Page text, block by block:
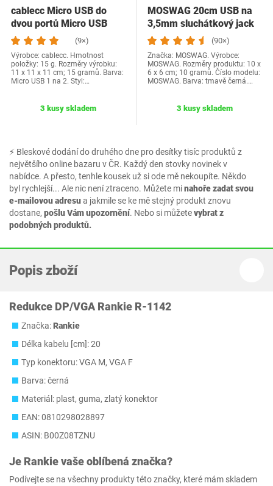
⚡ Bleskové dodání do druhého dne pro desítky tisíc produktů z
největšího online bazaru v ČR. Každý den stovky novinek v
nabídce. A přesto, tenhle kousek už si ode mě nekoupíte. Někdo
byl rychlejší... Ale nic není ztraceno. Můžete minahoře zadat svou
e-mailovou adresua jakmile se ke mě stejný produkt znovu
dostane, pošlu Vám upozornění. Nebo si můžetevybrat z
podobných produktů.
cablecc Micro USB do
dvou portů Micro USB
kabel pro zásuvku…
(9×)
Výrobce: cablecc. Hmotnost
položky: 15 g. Rozměry výrobku:
11 x 11 x 11 cm; 15 gramů. Barva:
Micro USB 1 na 2. Styl:…
3 kusy skladem
MOSWAG 20cm USB na
3,5mm sluchátkový jack
audio adaptér,…(90×)
Značka: MOSWAG. Výrobce:
MOSWAG. Rozměry produktu: 10 x
6 x 6 cm; 10 gramů. Číslo modelu:
MOSWAG. Barva: tmavě černá.…
3 kusy skladem
Popis zboží
Redukce DP/VGA Rankie R-1142
Značka:Rankie
Délka kabelu [cm]: 20
Typ konektoru: VGA M, VGA F
Barva: černá
Materiál: plast, guma, zlatý konektor
EAN: 0810298028897
ASIN: B00Z08TZNU
Je Rankievaše oblíbená značka?
Podívejte se na všechny produkty této značky, které mám skladem